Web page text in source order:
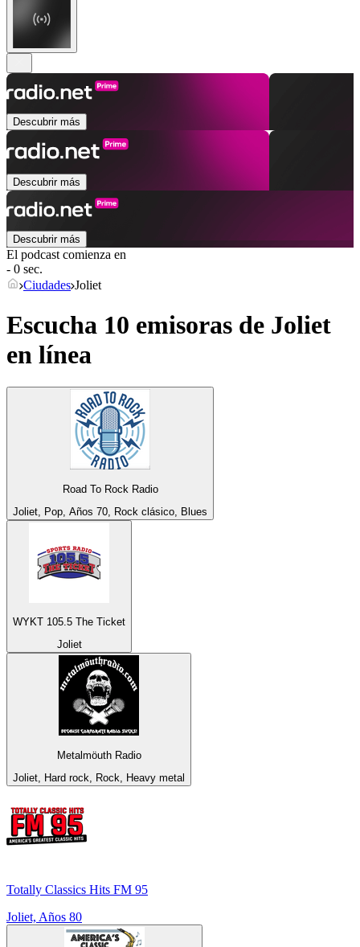
Descubrir más
Descubrir más
Descubrir más
El podcast comienza en
- 0 sec.
Ciudades Joliet
Escucha 10 emisoras de Joliet
en línea
Road To Rock Radio
Joliet, Pop, Años 70, Rock clásico, Blues
WYKT 105.5 The Ticket
Joliet
Metalmöuth Radio
Joliet, Hard rock, Rock, Heavy metal
Totally Classics Hits FM 95
Joliet, Años 80